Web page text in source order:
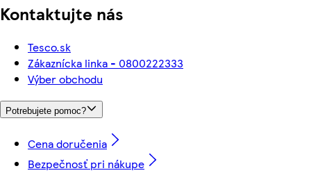
Kontaktujte nás
Tesco.sk
Zákaznícka linka - 0800222333
Výber obchodu
Potrebujete pomoc?
Cena doručenia
Bezpečnosť pri nákupe